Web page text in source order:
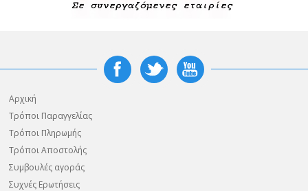
Αρχική
Τρόποι Παραγγελίας
Τρόποι Πληρωμής
Τρόποι Αποστολής
Συμβουλές αγοράς
Συχνές Ερωτήσεις